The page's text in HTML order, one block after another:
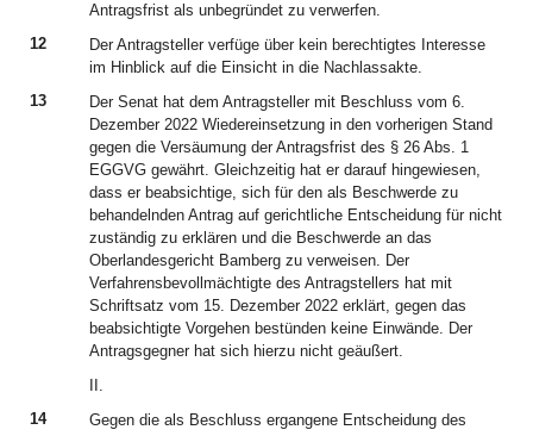
Antragsfrist als unbegründet zu verwerfen.
12
Der Antragsteller verfüge über kein berechtigtes Interesse
im Hinblick auf die Einsicht in die Nachlassakte.
13
Der Senat hat dem Antragsteller mit Beschluss vom 6.
Dezember 2022 Wiedereinsetzung in den vorherigen Stand
gegen die Versäumung der Antragsfrist des § 26 Abs. 1
EGGVG gewährt. Gleichzeitig hat er darauf hingewiesen,
dass er beabsichtige, sich für den als Beschwerde zu
behandelnden Antrag auf gerichtliche Entscheidung für nicht
zuständig zu erklären und die Beschwerde an das
Oberlandesgericht Bamberg zu verweisen. Der
Verfahrensbevollmächtigte des Antragstellers hat mit
Schriftsatz vom 15. Dezember 2022 erklärt, gegen das
beabsichtigte Vorgehen bestünden keine Einwände. Der
Antragsgegner hat sich hierzu nicht geäußert.
II.
14
Gegen die als Beschluss ergangene Entscheidung des